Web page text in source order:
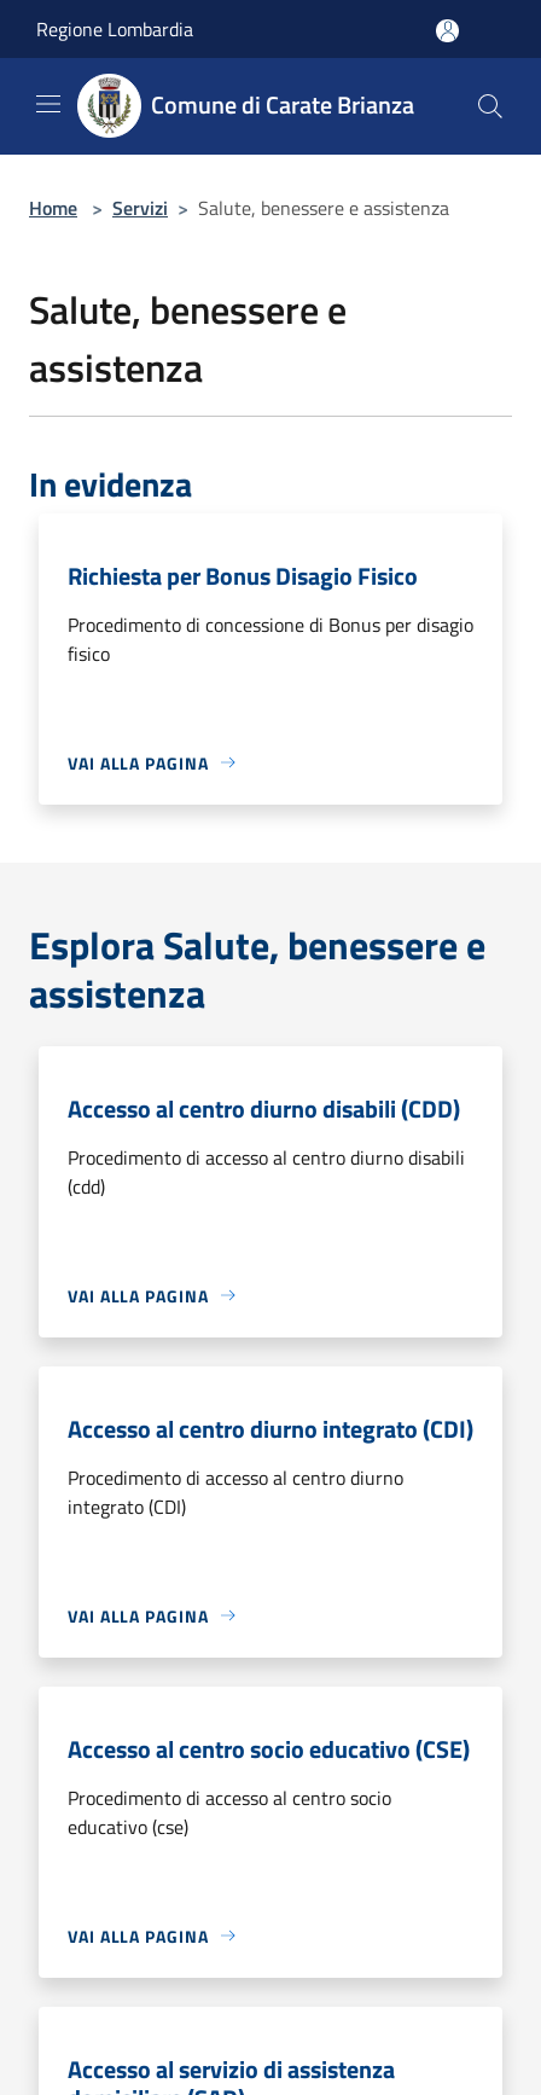
Regione Lombardia
Comune di Carate Brianza
Home > Servizi > Salute, benessere e assistenza
Salute, benessere e
assistenza
In evidenza
Richiesta per Bonus Disagio Fisico
Procedimento di concessione di Bonus per disagio
fisico
VAI ALLA PAGINA
Esplora Salute, benessere e
assistenza
Accesso al centro diurno disabili (CDD)
Procedimento di accesso al centro diurno disabili
(cdd)
VAI ALLA PAGINA
Accesso al centro diurno integrato (CDI)
Procedimento di accesso al centro diurno
integrato (CDI)
VAI ALLA PAGINA
Accesso al centro socio educativo (CSE)
Procedimento di accesso al centro socio
educativo (cse)
VAI ALLA PAGINA
Accesso al servizio di assistenza